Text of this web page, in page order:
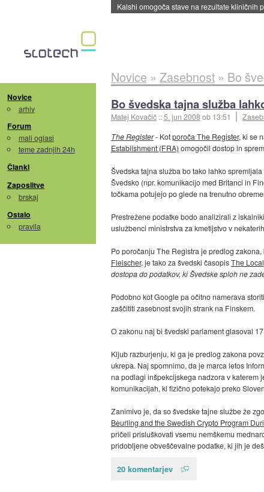
Sandisk že prodal več kot polovico SSD-jev
Novice
arhiv
Forum
mali oglasi
teme zadnjih 24h
Članki
Zaposlitve
brskaj
Ostalo
pravila
Novice » Zasebnost» Bo
Bo švedska tajna služba
Matej Kovačič ::5. jun 2008ob 13:51
The Register- Kotporoča The Register, ki se
Establishment (FRA) omogočil dostop in
Švedska tajna služba bo tako lahko
Švedsko (npr. komunikacijo med Britanci in
točkama potujejo po glede na trenutno
Prestrežene podatke bodo analizirali z
uslužbenci ministrstva za kmetijstvo v
Po poročanju The Registra je predlog
Fleischer, je tako za švedski časopisThe Local
dostopa do podatkov, ki Švedske sploh ne
Podobno kot Google pa očitno namerava
zaščititi zasebnost svojih strank na Finskem.
O zakonu naj bi švedski parlament glasoval
Kljub razburjenju, ki ga je predlog zakona
ukrepa. Naj spomnimo, da je marca letos
na podlagi inšpekcijskega nadzora v katerem
komunikacijah, ki fizično potekajo preko
Zanimivo je, da so švedske tajne službe že
Beurling and the Swedish Crypto Program
pričeli prisluškovati vsemu nemškemu
pridobljene obveščevalne podatke, ki jih je
20 komentarjev